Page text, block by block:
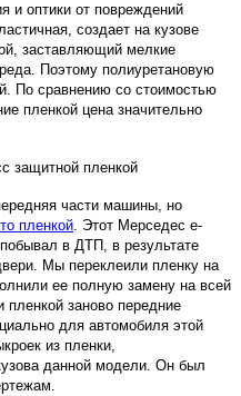
и оптики от повреждений
создает на кузове
заставляющий мелкие
Поэтому полиуретановую
По сравнению со стоимостью
пленкой цена значительно
защитной пленкой
части машины, но
пленкой. Этот Мерседес е-
в ДТП, в результате
Мы переклеили пленку на
ее полную замену на всей
пленкой заново передние
для автомобиля этой
из пленки,
данной модели. Он был